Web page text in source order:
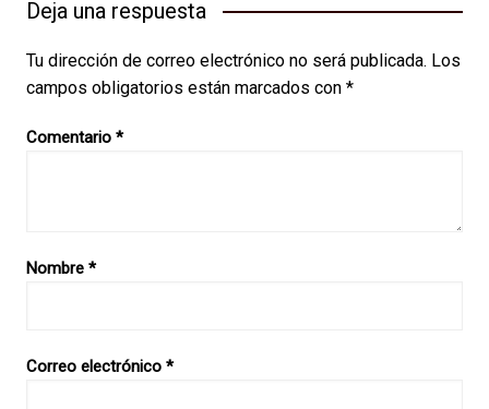
Deja una respuesta
Tu dirección de correo electrónico no será publicada. Los
campos obligatorios están marcados con *
Comentario *
Nombre *
Correo electrónico *